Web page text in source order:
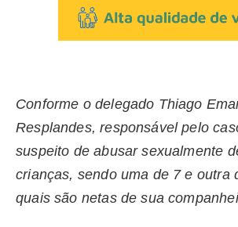
Conforme o delegado Thiago
Resplandes, responsável pelo
suspeito de abusar sexualmente
crianças, sendo uma de 7 e outra
quais são netas de sua